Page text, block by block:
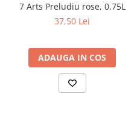
7 Arts Preludiu rose, 0,75L
37,50 Lei
ADAUGA IN COS